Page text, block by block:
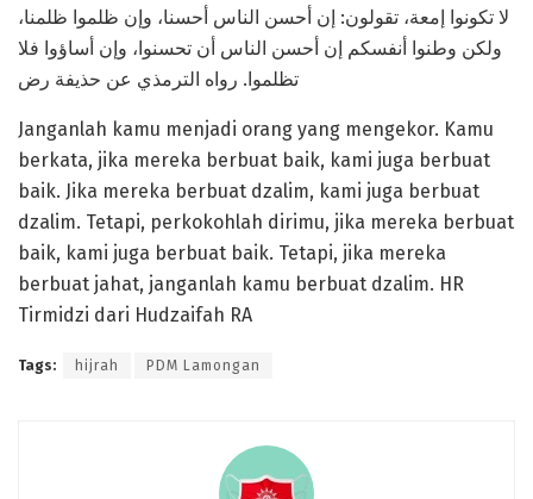
لا تكونوا إمعة، تقولون: إن أحسن الناس أحسنا، وإن ظلموا ظلمنا،
ولكن وطنوا أنفسكم إن أحسن الناس أن تحسنوا، وإن أساؤوا فلا
تظلموا. رواه الترمذي عن حذيفة رض
Janganlah kamu menjadi orang yang mengekor. Kamu
berkata, jika mereka berbuat baik, kami juga berbuat
baik. Jika mereka berbuat dzalim, kami juga berbuat
dzalim. Tetapi, perkokohlah dirimu, jika mereka berbuat
baik, kami juga berbuat baik. Tetapi, jika mereka
berbuat jahat, janganlah kamu berbuat dzalim. HR
Tirmidzi dari Hudzaifah RA
Tags: hijrah PDM Lamongan